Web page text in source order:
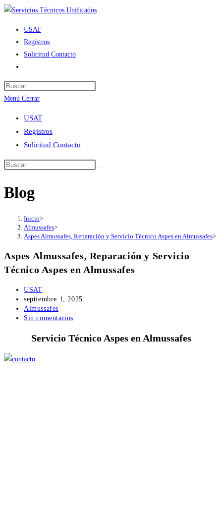
Ir
contenido
USAT
Registros
Solicitud Contacto
de
la
web
Menú Cerrar
USAT
Registros
Solicitud Contacto
Blog
Inicio>
Almussafes>
Aspes Almussafes, Reparación y Servicio Técnico Aspes en Almussafes>
Aspes Almussafes, Reparación y Servicio
Técnico Aspes en Almussafes
Autor
de
la
entrada:
USAT
Publicación
de
la
septiembre 1, 2025
Categoría
de
entrada:
Almussafes
Comentarios
Sin comentarios
Servicio Técnico Aspes en Almussafes